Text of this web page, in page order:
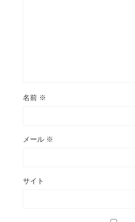
名前 ※
メール ※
サイト